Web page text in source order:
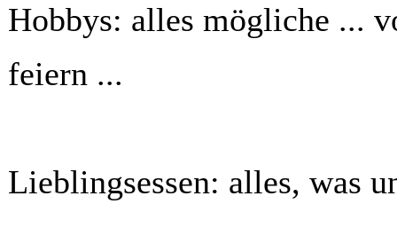
Hobbys: alles mögliche ...
feiern ...
Lieblingsessen: alles, was